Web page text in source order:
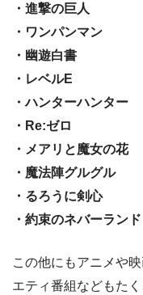
・進撃の巨人
・ワンパンマン
・幽遊白書
・レベルE
・ハンターハンター
・Re:ゼロ
・メアリと魔女の花
・魔法陣グルグル
・るろうに剣心
・約束のネバーランド
この他にもアニメや
エティ番組などもたく